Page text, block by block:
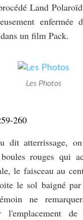
Land
enfermée
un film Pack.
Les Photos
260
dit atterrissage,
rouges qui
le faisceau au
le sol baigné
ne
l'emplacement de